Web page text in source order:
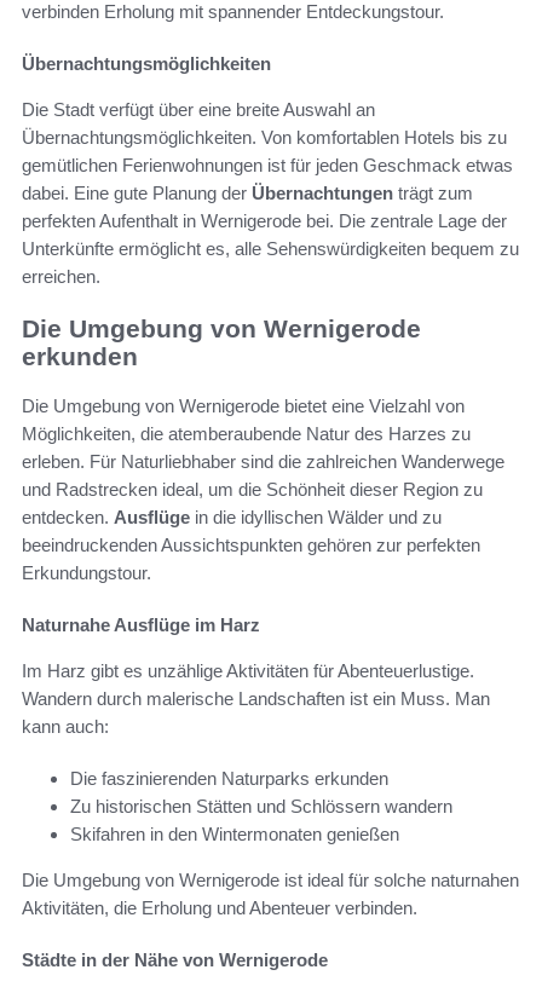
verbinden Erholung mit spannender Entdeckungstour.
Übernachtungsmöglichkeiten
Die Stadt verfügt über eine breite Auswahl an
Übernachtungsmöglichkeiten. Von komfortablen Hotels bis zu
gemütlichen Ferienwohnungen ist für jeden Geschmack etwas
dabei. Eine gute Planung der Übernachtungen trägt zum
perfekten Aufenthalt in Wernigerode bei. Die zentrale Lage der
Unterkünfte ermöglicht es, alle Sehenswürdigkeiten bequem zu
erreichen.
Die Umgebung von Wernigerode
erkunden
Die Umgebung von Wernigerode bietet eine Vielzahl von
Möglichkeiten, die atemberaubende Natur des Harzes zu
erleben. Für Naturliebhaber sind die zahlreichen Wanderwege
und Radstrecken ideal, um die Schönheit dieser Region zu
entdecken. Ausflüge in die idyllischen Wälder und zu
beeindruckenden Aussichtspunkten gehören zur perfekten
Erkundungstour.
Naturnahe Ausflüge im Harz
Im Harz gibt es unzählige Aktivitäten für Abenteuerlustige.
Wandern durch malerische Landschaften ist ein Muss. Man
kann auch:
Die faszinierenden Naturparks erkunden
Zu historischen Stätten und Schlössern wandern
Skifahren in den Wintermonaten genießen
Die Umgebung von Wernigerode ist ideal für solche naturnahen
Aktivitäten, die Erholung und Abenteuer verbinden.
Städte in der Nähe von Wernigerode